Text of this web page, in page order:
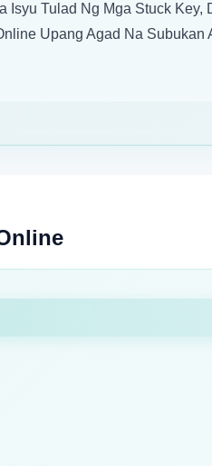
Isyu Tulad Ng Mga Stuck
Upang Agad Na